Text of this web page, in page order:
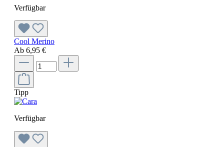
Verfügbar
Cool Merino
Ab 6,95 €
Tipp
Verfügbar